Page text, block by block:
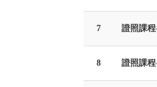
7 證照課
8 證照課